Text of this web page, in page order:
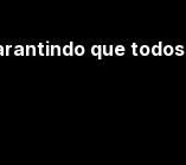
que todos